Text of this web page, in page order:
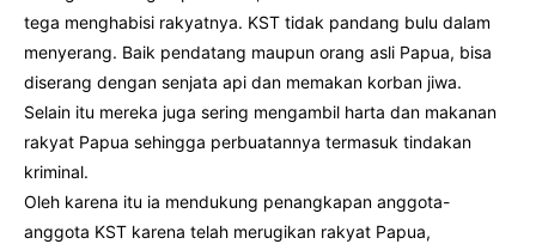
tega menghabisi rakyatnya. KST tidak pandang bulu dalam
menyerang. Baik pendatang maupun orang asli Papua, bisa
diserang dengan senjata api dan memakan korban jiwa.
Selain itu mereka juga sering mengambil harta dan makanan
rakyat Papua sehingga perbuatannya termasuk tindakan
kriminal.
Oleh karena itu ia mendukung penangkapan anggota-
anggota KST karena telah merugikan rakyat Papua,